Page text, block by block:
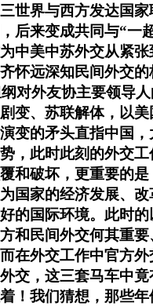
世界与西方发达国
后来变成共同与“一
中美中苏外交从紧
怀远深知民间外交的
对外友协主要领导
变、苏联解体，以
变的矛头直指中国
，此时此刻的外交
和破坏，更重要的
国家的经济发展、
的国际环境。此时
和民间外交何其重
在外交工作中官方
交，这三套马车中
！我们猜想，那些